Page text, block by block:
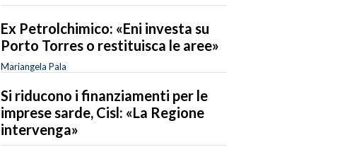
Ex Petrolchimico: «Eni investa su
Porto Torres o restituisca le aree»
Mariangela Pala
Si riducono i finanziamenti per le
imprese sarde, Cisl: «La Regione
intervenga»